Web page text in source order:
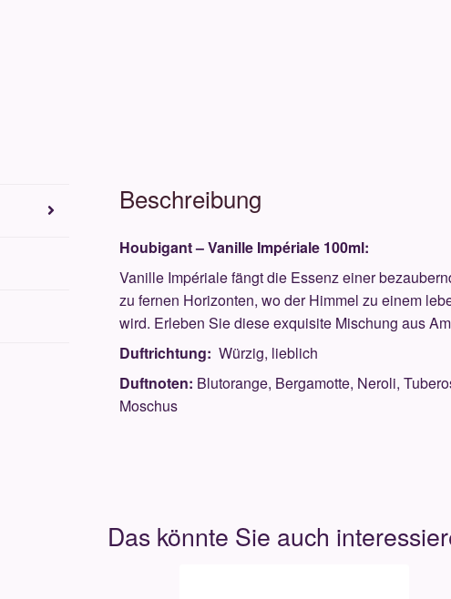
Beschreibung
Houbigant – Vanille Impériale 100ml:
Vanille Impériale fängt die Essenz einer
zu fernen Horizonten, wo der Himmel zu einem
wird. Erleben Sie diese exquisite Mischung aus
Duftrichtung:Würzig, lieblich
Duftnoten: Blutorange, Bergamotte, Neroli,
Moschus